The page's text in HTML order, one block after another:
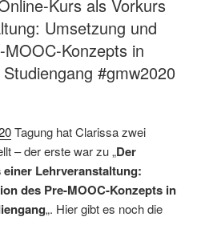
Kurs als Vorkurs
Umsetzung und
Konzepts in
#gmw2020
Tagung hat Clarissa zwei
– der erste war zu „Der
Lehrveranstaltung:
des Pre-MOOC-Konzepts in
„. Hier gibt es noch die